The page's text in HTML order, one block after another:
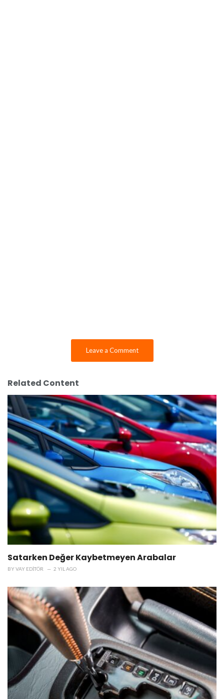
Leave a Comment
Related Content
Satarken Değer Kaybetmeyen Arabalar
BYVAY EDITÖR 2 YIL AGO